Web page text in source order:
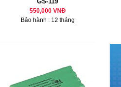
550,000 VNĐ
Bảo hành : 12 tháng